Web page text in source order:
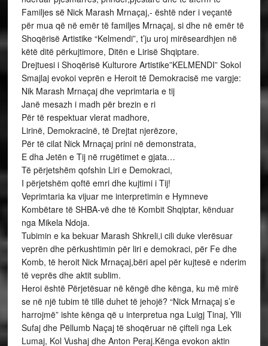
Familjes së Nick Marash Mrnaçaj,- është nder i veçantë
për mua që në emër të familjes Mrnaçaj, si dhe në emër të
Shoqërisë Artistike “Kelmendi”, t’ju uroj mirëseardhjen në
këtë ditë përkujtimore, Ditën e Lirisë Shqiptare.
Drejtuesi i Shoqërisë Kulturore Artistike”KELMENDI” Sokol
Smajlaj evokoi veprën e Heroit të Demokracisë me vargje:
Nik Marash Mrnaçaj dhe veprimtaria e tij
Janë mesazh i madh për brezin e ri
Për të respektuar vlerat madhore,
Lirinë, Demokracinë, të Drejtat njerëzore,
Për të cilat Nick Mrnaçaj prini në demonstrata,
E dha Jetën e Tij në rrugëtimet e gjata…
Të përjetshëm qofshin Liri e Demokraci,
I përjetshëm qoftë emri dhe kujtimi i Tij!
Veprimtaria ka vijuar me interpretimin e Hymneve
Kombëtare të SHBA-vë dhe të Kombit Shqiptar, kënduar
nga Mikela Ndoja.
Tubimin e ka bekuar Marash Shkreli,i cili duke vlerësuar
veprën dhe përkushtimin për liri e demokraci, për Fe dhe
Komb, të heroit Nick Mrnaçaj,bëri apel për kujtesë e nderim
të veprës dhe aktit sublim.
Heroi është Përjetësuar në këngë dhe kënga, ku më mirë
se në një tubim të tillë duhet të jehojë? “Nick Mrnaçaj s’e
harrojmë” ishte kënga që u interpretua nga Luigj Tinaj, Ylli
Sufaj dhe Pëllumb Naçaj të shoqëruar në çifteli nga Lek
Lumaj, Kol Vushaj dhe Anton Peraj.Kënga evokon aktin